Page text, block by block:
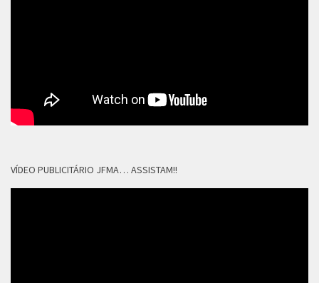
VÍDEO PUBLICITÁRIO JFMA… ASSISTAM!!